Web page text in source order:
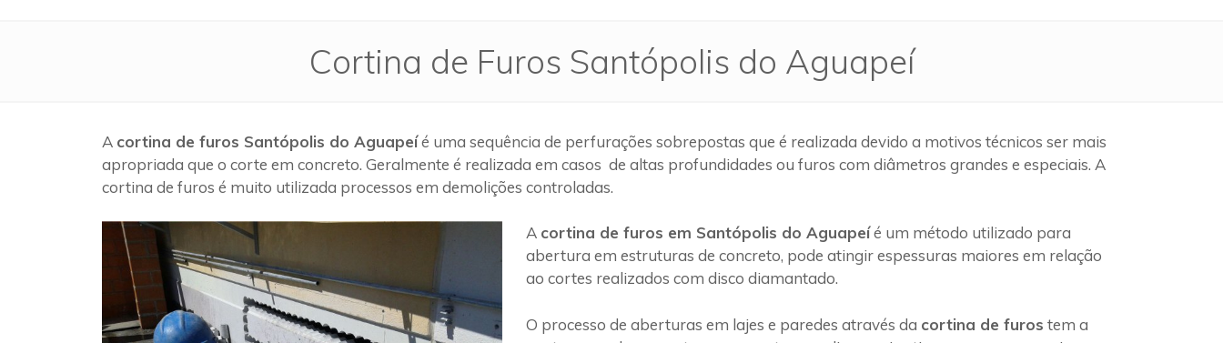
Cortina de Furos Santópolis do Aguapeí
A cortina de furos Santópolis do Aguapeíé uma sequência de perfurações sobrepostas que é realizada devido a motivos técnicos ser mais
apropriada que o corte em concreto. Geralmente é realizada em casos de altas profundidades ou furos com diâmetros grandes e especiais. A
cortina de furos é muito utilizada processos em demolições controladas.
A cortina de furos em Santópolis do Aguapeíé um método utilizado para
abertura em estruturas de concreto, pode atingir espessuras maiores em relação
ao cortes realizados com disco diamantado.
O processo de aberturas em lajes e paredes através da cortina de furos tem a